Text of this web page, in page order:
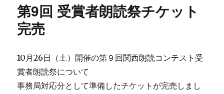
第9回 受賞者朗読祭チケット
完売
10月26日（土）開催の第９回関西朗読コンテスト受
賞者朗読祭について
事務局対応分として準備したチケットが完売しまし